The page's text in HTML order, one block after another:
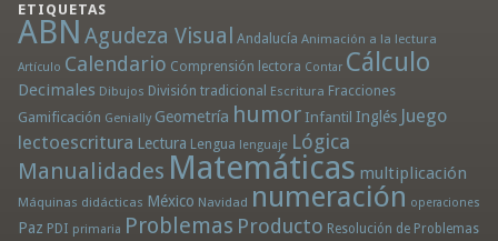
ETIQUETAS
ABN Agudeza Visual Andalucía Animación a la lectura
Artículo Calendario Comprensión lectora Contar Cálculo
Decimales Dibujos División tradicional Escritura Fracciones
Gamificación Genially Geometría humor Infantil Inglés Juego
lectoescritura Lectura Lengua lenguaje Lógica
Manualidades Matemáticas multiplicación
Máquinas didácticas México Navidad numeración operaciones
Paz PDI primaria Problemas Producto Resolución de Problemas